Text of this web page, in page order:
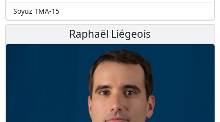
Soyuz TMA-15
Raphaël Liégeois